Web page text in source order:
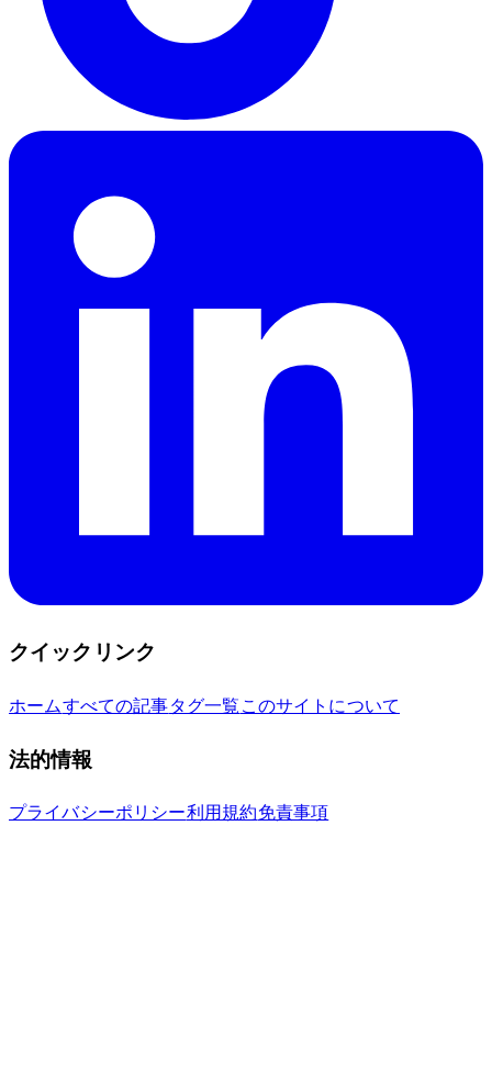
クイックリンク
ホームすべての記事タグ一覧 このサイトについて
法的情報
プライバシーポリシー利用規約免責事項